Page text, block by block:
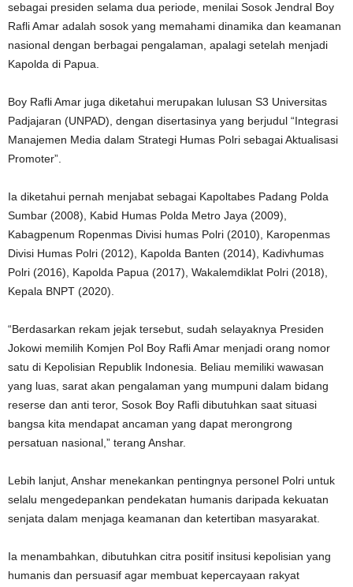
sebagai presiden selama dua periode, menilai Sosok Jendral Boy
Rafli Amar adalah sosok yang memahami dinamika dan keamanan
nasional dengan berbagai pengalaman, apalagi setelah menjadi
Kapolda di Papua.
Boy Rafli Amar juga diketahui merupakan lulusan S3 Universitas
Padjajaran (UNPAD), dengan disertasinya yang berjudul “Integrasi
Manajemen Media dalam Strategi Humas Polri sebagai Aktualisasi
Promoter”.
Ia diketahui pernah menjabat sebagai Kapoltabes Padang Polda
Sumbar (2008), Kabid Humas Polda Metro Jaya (2009),
Kabagpenum Ropenmas Divisi humas Polri (2010), Karopenmas
Divisi Humas Polri (2012), Kapolda Banten (2014), Kadivhumas
Polri (2016), Kapolda Papua (2017), Wakalemdiklat Polri (2018),
Kepala BNPT (2020).
“Berdasarkan rekam jejak tersebut, sudah selayaknya Presiden
Jokowi memilih Komjen Pol Boy Rafli Amar menjadi orang nomor
satu di Kepolisian Republik Indonesia. Beliau memiliki wawasan
yang luas, sarat akan pengalaman yang mumpuni dalam bidang
reserse dan anti teror, Sosok Boy Rafli dibutuhkan saat situasi
bangsa kita mendapat ancaman yang dapat merongrong
persatuan nasional,” terang Anshar.
Lebih lanjut, Anshar menekankan pentingnya personel Polri untuk
selalu mengedepankan pendekatan humanis daripada kekuatan
senjata dalam menjaga keamanan dan ketertiban masyarakat.
Ia menambahkan, dibutuhkan citra positif insitusi kepolisian yang
humanis dan persuasif agar membuat kepercayaan rakyat